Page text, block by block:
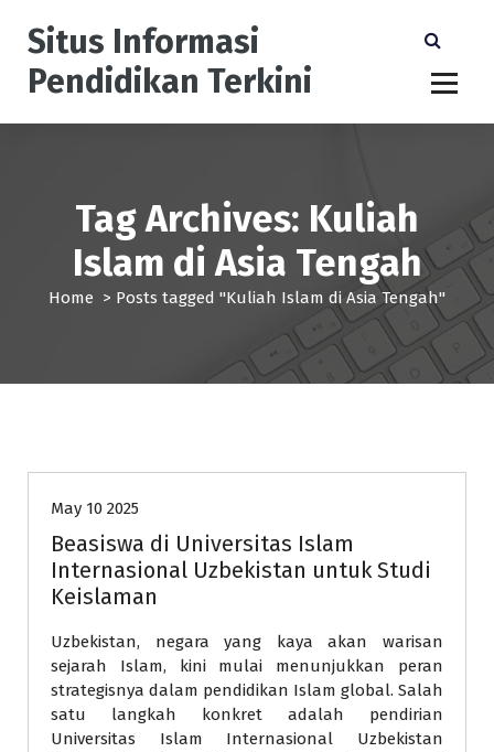
Situs Informasi
Pendidikan Terkini
Tag Archives: Kuliah
Islam di Asia Tengah
Home > Posts tagged "Kuliah Islam di Asia Tengah"
May 10 2025
Beasiswa di Universitas Islam
Internasional Uzbekistan untuk Studi
Keislaman
Uzbekistan, negara yang kaya akan warisan
sejarah Islam, kini mulai menunjukkan peran
strategisnya dalam pendidikan Islam global. Salah
satu langkah konkret adalah pendirian
Universitas Islam Internasional Uzbekistan